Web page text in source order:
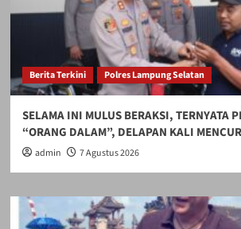
Berita Terkini Polres Lampung Selatan
SELAMA INI MULUS BERAKSI, TERNYATA
“ORANG DALAM”, DELAPAN KALI
admin 7 Agustus 2026